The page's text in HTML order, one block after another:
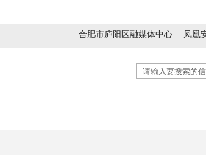
凤凰
合肥市庐阳区融媒体中心